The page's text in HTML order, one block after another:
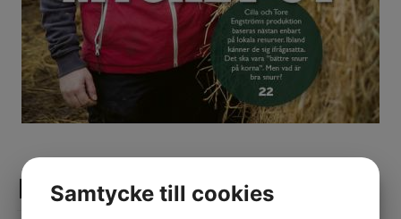
Ekologiskt Lantbruk
Samtycke till cookies